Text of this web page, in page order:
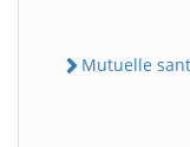
Mutuelle